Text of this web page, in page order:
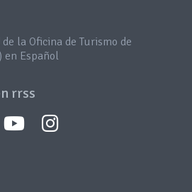
la Oficina de Turismo de
en Español
rrss